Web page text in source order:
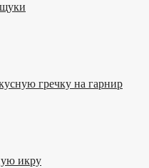
гречку на гарнир
икру